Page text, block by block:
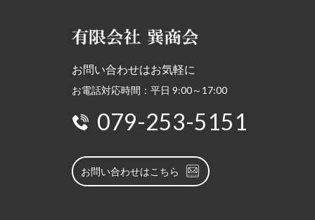
お問い合わせはお気軽に
お電話対応時間：平日 9:00～17:00
079-253-5151
お問い合わせはこちら